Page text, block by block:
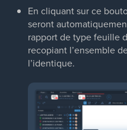
En cliquant sur ce
seront
rapport de type feuille
recopiant l’ensemble
l’identique.